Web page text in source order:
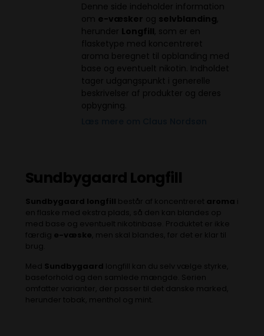
Denne side indeholder information
om e-væsker og selvblanding,
herunder Longfill, som er en
flasketype med koncentreret
aroma beregnet til opblanding med
base og eventuelt nikotin. Indholdet
tager udgangspunkt i generelle
beskrivelser af produkter og deres
opbygning.
Sundbygaard Longfill
Sundbygaard longfill består af koncentreret aroma i
en flaske med ekstra plads, så den kan blandes op
med base og eventuelt nikotinbase. Produktet er ikke
færdig e-væske , men skal blandes, før det er klar til
brug.
Med Sundbygaard longfill kan du selv vælge styrke,
baseforhold og den samlede mængde. Serien
omfatter varianter, der passer til det danske marked,
herunder tobak, menthol og mint.